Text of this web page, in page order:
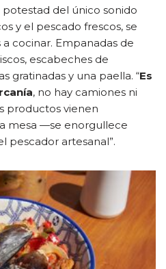
del único sonido
y el pescado frescos, se
cocinar. Empanadas de
escabeches de
gratinadas y una paella. “Es
, no hay camiones ni
productos vienen
mesa —se enorgullece
pescador artesanal”.